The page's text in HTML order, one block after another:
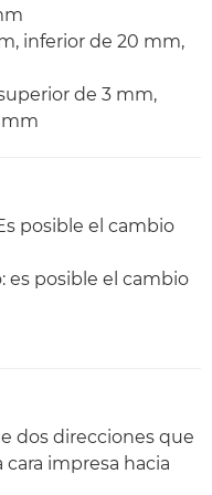
inferior de 20 mm,
de 3 mm,
mm
posible el cambio
es posible el cambio
dos direcciones que
impresa hacia